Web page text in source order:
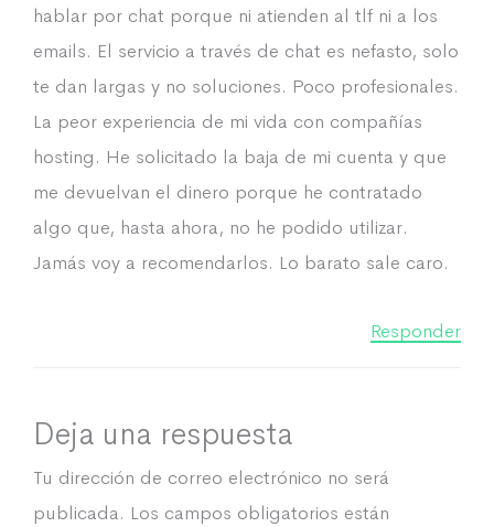
hablar por chat porque ni atienden al tlf ni a los
emails. El servicio a través de chat es nefasto, solo
te dan largas y no soluciones. Poco profesionales.
La peor experiencia de mi vida con compañías
hosting. He solicitado la baja de mi cuenta y que
me devuelvan el dinero porque he contratado
algo que, hasta ahora, no he podido utilizar.
Jamás voy a recomendarlos. Lo barato sale caro.
Responder
Deja una respuesta
Tu dirección de correo electrónico no será
publicada. Los campos obligatorios están